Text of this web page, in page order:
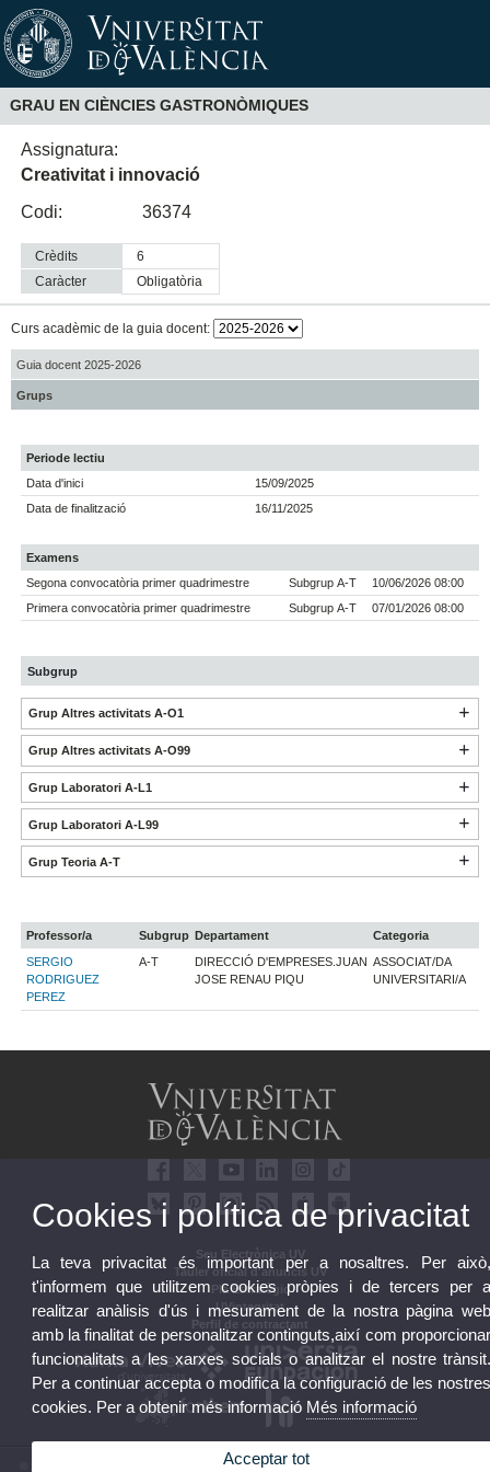
GRAU EN CIÈNCIES GASTRONÒMIQUES
Assignatura:
Creativitat i innovació
Codi:
36374
Crèdits
6
Caràcter
obligatòria
Curs acadèmic de la guia docent:
Guia docent 2025-2026
Grups
Periode lectiu
Data d'inici
15/09/2025
Data de finalització
16/11/2025
Examens
Segona convocatòria primer quadrimestre
Subgrup A-T
10/06/2026 08:00
Primera convocatòria primer quadrimestre
Subgrup A-T 07/01/2026 08:00
Subgrup
Grup Altres activitats A-O1
Grup Altres activitats A-O99
Grup Laboratori A-L1
Grup Laboratori A-L99
Grup Teoria A-T
Professor/a Subgrup Departament
Categoria
SERGIO
RODRIGUEZ
PEREZ
A-T
DIRECCIÓ D'EMPRESES.JUAN
JOSE RENAU PIQU
ASSOCIAT/DA
UNIVERSITARI/A
Seu Electrònica UV
Tauler oficial d'anuncis UV
Pla Estratègic
UVintegritat
Perfil de contractant
© 2026 UV. - Av. Blasco Ibáñez, 13. 46010 València. Espanya. Tel. UV: (+34) 963 86 41 00
Cookies i política de privacitat
La teva privacitat és important per a nosaltres. Per
t'informem que utilitzem cookies pròpies i de tercers per
realitzar anàlisis d'ús i mesurament de la nostra pàgina
amb la finalitat de personalitzar continguts,així com
funcionalitats a les xarxes socials o analitzar el nostre
Per a continuar accepta o modifica la configuració de les
cookies. Per a obtenir més informació Més informació
Acceptar tot